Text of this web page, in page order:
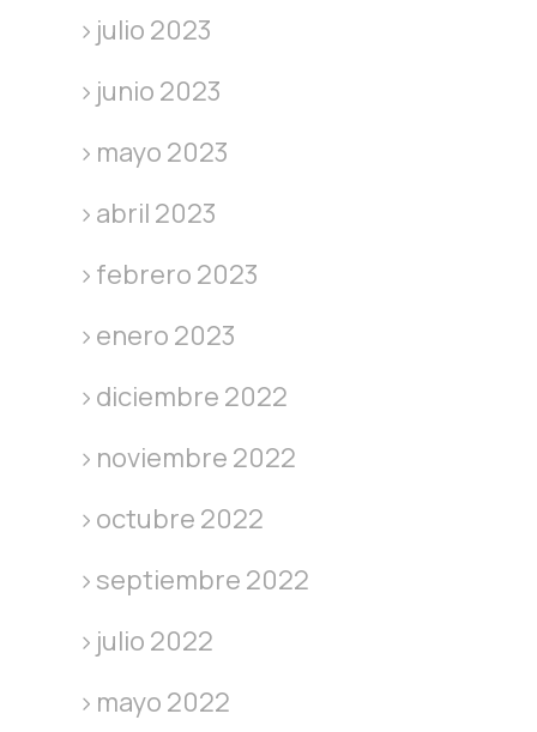
julio 2023
junio 2023
mayo 2023
abril 2023
febrero 2023
enero 2023
diciembre 2022
noviembre 2022
octubre 2022
septiembre 2022
julio 2022
mayo 2022